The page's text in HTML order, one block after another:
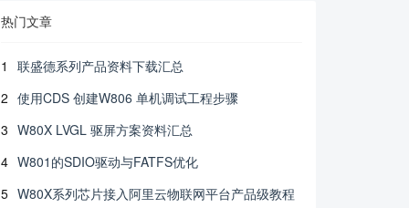
热门文章
1
联盛德系列产品资料下载汇总
2 使用CDS 创建W806 单机调试工程步骤
3 W80X LVGL 驱屏方案资料汇总
4 W801的SDIO驱动与FATFS优化
5 W80X系列芯片接入阿里云物联网平台产品级教程